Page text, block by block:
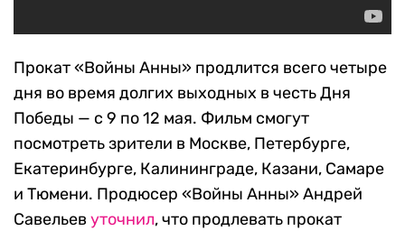
Прокат «Войны Анны» продлится всего четыре
дня во время долгих выходных в честь Дня
Победы — с 9 по 12 мая. Фильм смогут
посмотреть зрители в Москве, Петербурге,
Екатеринбурге, Калининграде, Казани, Самаре
и Тюмени. Продюсер «Войны Анны» Андрей
Савельев уточнил, что продлевать прокат